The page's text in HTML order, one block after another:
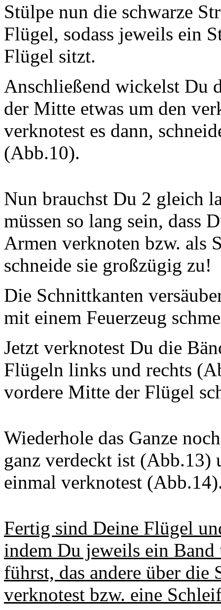
Stülpe nun die schwarze
Flügel, sodass jeweils ein
Flügel sitzt.
Anschließend wickelst Du
der Mitte etwas um den
verknotest es dann,
(Abb.10).
Nun brauchst Du 2 gleich
müssen so lang sein, dass
Armen verknoten bzw. als
schneide sie großzügig zu!
Die Schnittkanten
mit einem Feuerzeug
Jetzt verknotest Du die
Flügeln links und rechts
vordere Mitte der Flügel
Wiederhole das Ganze
ganz verdeckt ist (Abb.13)
einmal verknotest
Fertig sind Deine Flügel
indem Du jeweils ein
führst, das andere über die
verknotest bzw. eine